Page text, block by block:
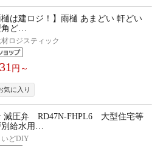
樋は建ロジ！】雨樋 あまどい 軒どい
ど…
ロジスティック
円～
減圧弁 RD47N-FHPL6 大型住宅等
給水用…
いどDIY